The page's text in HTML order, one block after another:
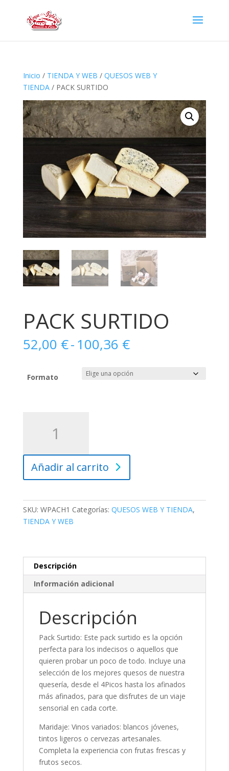
Inicio / TIENDA Y WEB / QUESOS WEB Y
TIENDA/ PACK SURTIDO
PACK SURTIDO
52,00 €-100,36 €Rango
de
precios:
desde
Formato
SURTIDO
Añadir al carrito
SKU: WPACH1 Categorías: QUESOS WEB Y TIENDA,
TIENDA Y WEB
Descripción
Información adicional
Descripción
Pack Surtido: Este pack surtido es la opción
perfecta para los indecisos o aquellos que
quieren probar un poco de todo. Incluye una
selección de los mejores quesos de nuestra
quesería, desde el 4Picos hasta los afinados
más afinados, para que disfrutes de un viaje
sensorial en cada corte.
Maridaje: Vinos variados: blancos jóvenes,
tintos ligeros o cervezas artesanales.
Completa la experiencia con frutas frescas y
frutos secos.